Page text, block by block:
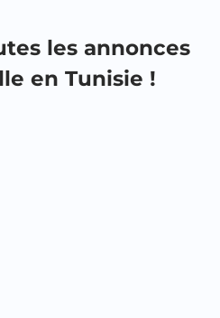
les annonces
en Tunisie !